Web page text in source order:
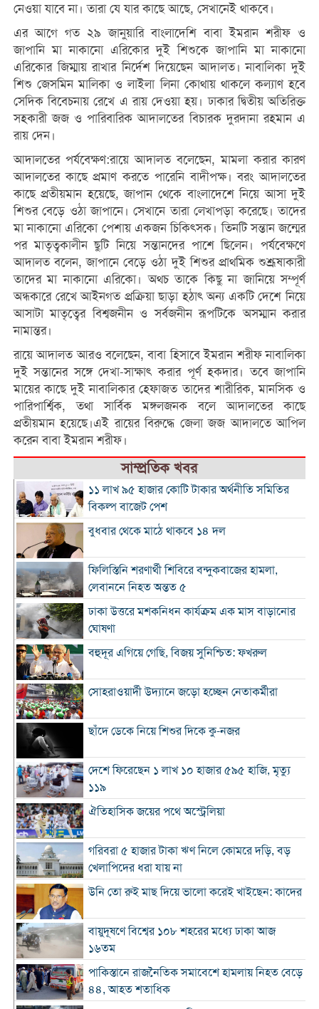
নেওয়া যাবে না। তারা যে যার কাছে আছে, সেখানেই থাকবে।
এর আগে গত ২৯ জানুয়ারি বাংলাদেশি বাবা ইমরান শরীফ ও
জাপানি মা নাকানো এরিকোর দুই শিশুকে জাপানি মা নাকানো
এরিকোর জিম্মায় রাখার নির্দেশ দিয়েছেন আদালত। নাবালিকা দুই
শিশু জেসমিন মালিকা ও লাইলা লিনা কোথায় থাকলে কল্যাণ হবে
সেদিক বিবেচনায় রেখে এ রায় দেওয়া হয়। ঢাকার দ্বিতীয় অতিরিক্ত
সহকারী জজ ও পারিবারিক আদালতের বিচারক দুরদানা রহমান এ
রায় দেন।
আদালতের পর্যবেক্ষণ:রায়ে আদালত বলেছেন, মামলা করার কারণ
আদালতের কাছে প্রমাণ করতে পারেনি বাদীপক্ষ। বরং আদালতের
কাছে প্রতীয়মান হয়েছে, জাপান থেকে বাংলাদেশে নিয়ে আসা দুই
শিশুর বেড়ে ওঠা জাপানে। সেখানে তারা লেখাপড়া করেছে। তাদের
মা নাকানো এরিকো পেশায় একজন চিকিৎসক। তিনটি সন্তান জন্মের
পর মাতৃত্বকালীন ছুটি নিয়ে সন্তানদের পাশে ছিলেন। পর্যবেক্ষণে
আদালত বলেন, জাপানে বেড়ে ওঠা দুই শিশুর প্রাথমিক শুশ্রূষাকারী
তাদের মা নাকানো এরিকো। অথচ তাকে কিছু না জানিয়ে সম্পূর্ণ
অন্ধকারে রেখে আইনগত প্রক্রিয়া ছাড়া হঠাৎ অন্য একটি দেশে নিয়ে
আসাটা মাতৃত্বের বিশ্বজনীন ও সর্বজনীন রূপটিকে অসম্মান করার
নামান্তর।
রায়ে আদালত আরও বলেছেন, বাবা হিসাবে ইমরান শরীফ নাবালিকা
দুই সন্তানের সঙ্গে দেখা-সাক্ষাৎ করার পূর্ণ হকদার। তবে জাপানি
মায়ের কাছে দুই নাবালিকার হেফাজত তাদের শারীরিক, মানসিক ও
পারিপার্শ্বিক, তথা সার্বিক মঙ্গলজনক বলে আদালতের কাছে
প্রতীয়মান হয়েছে।এই রায়ের বিরুদ্ধে জেলা জজ আদালতে আপিল
করেন বাবা ইমরান শরীফ।
সাম্প্রতিক খবর
১১ লাখ ৯৫ হাজার কোটি টাকার অর্থনীতি সমিতির
বিকল্প বাজেট পেশ
বুধবার থেকে মাঠে থাকবে ১৪ দল
ফিলিস্তিনি শরণার্থী শিবিরে বন্দুকবাজের হামলা,
লেবাননে নিহত অন্তত ৫
ঢাকা উত্তরে মশকনিধন কার্যক্রম এক মাস বাড়ানোর
ঘোষণা
বহুদূর এগিয়ে গেছি, বিজয় সুনিশ্চিত: ফখরুল
সোহরাওয়ার্দী উদ্যানে জড়ো হচ্ছেন নেতাকর্মীরা
ছাঁদে ডেকে নিয়ে শিশুর দিকে কু-নজর
দেশে ফিরেছেন ১ লাখ ১০ হাজার ৫৯৫ হাজি, মৃত্যু
১১৯
ঐতিহাসিক জয়ের পথে অস্ট্রেলিয়া
গরিবরা ৫ হাজার টাকা ঋণ নিলে কোমরে দড়ি, বড়
খেলাপিদের ধরা যায় না
উনি তো রুই মাছ দিয়ে ভালো করেই খাইছেন: কাদের
বায়ুদূষণে বিশ্বের ১০৮ শহরের মধ্যে ঢাকা আজ
১৬তম
পাকিস্তানে রাজনৈতিক সমাবেশে হামলায় নিহত বেড়ে
৪৪, আহত শতাধিক